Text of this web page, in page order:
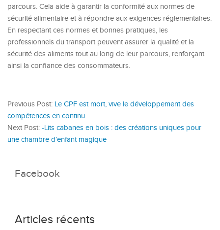
parcours. Cela aide à garantir la conformité aux normes de
sécurité alimentaire et à répondre aux exigences réglementaires.
En respectant ces normes et bonnes pratiques, les
professionnels du transport peuvent assurer la qualité et la
sécurité des aliments tout au long de leur parcours, renforçant
ainsi la confiance des consommateurs.
Previous Post: Le CPF est mort, vive le développement des
compétences en continu
Next Post: -Lits cabanes en bois : des créations uniques pour
une chambre d’enfant magique
Facebook
Articles récents